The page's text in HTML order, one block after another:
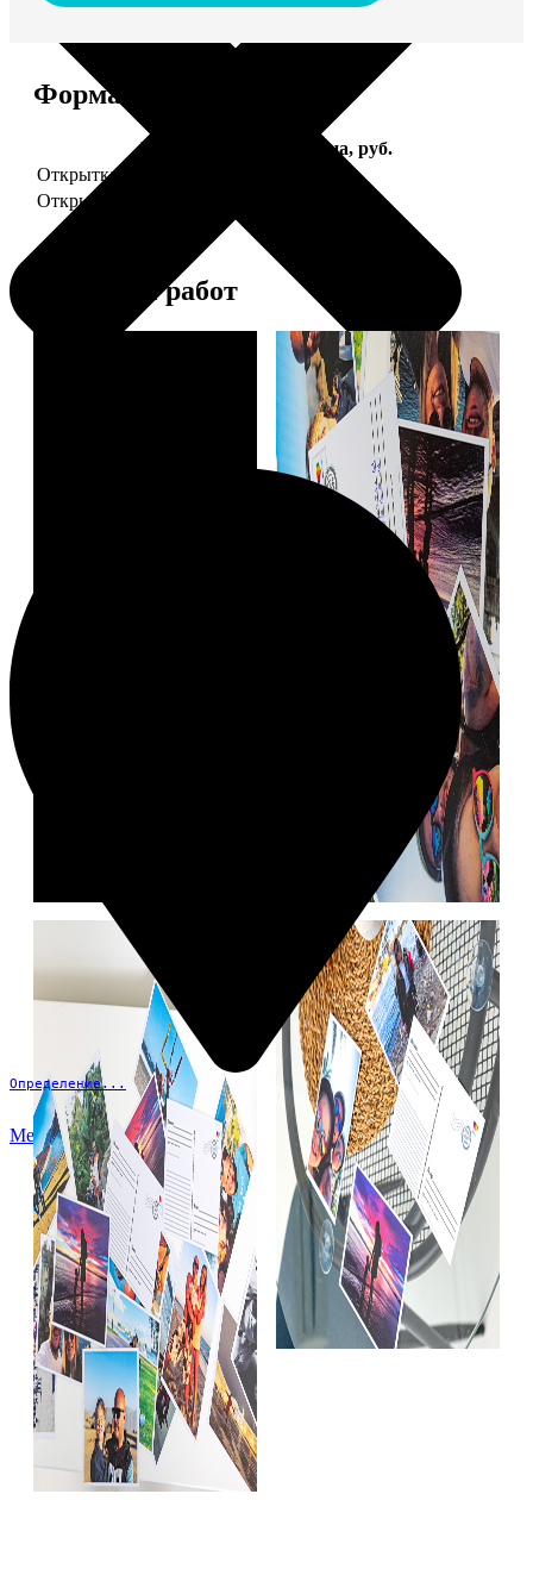
Определение...
Меню
Форматы и цены
Услуга
Цена, руб.
Открытка А5 "отправим за Вас"
Открытка А5 6 шт и более
Примеры работ